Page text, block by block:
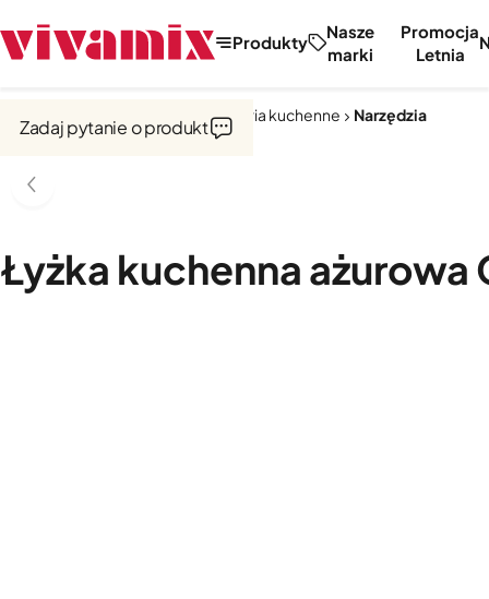
Produkty
Nasze
marki
Promocja
Letnia
Narzędzia i akcesoria kuchenne Narzędzia
Łyżka kuchenna ażurowa
Zadaj pytanie o produkt